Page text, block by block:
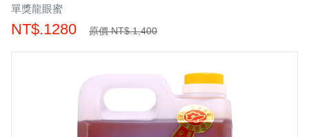
單獎龍眼蜜
NT$.1280 原價 NT$.1,400